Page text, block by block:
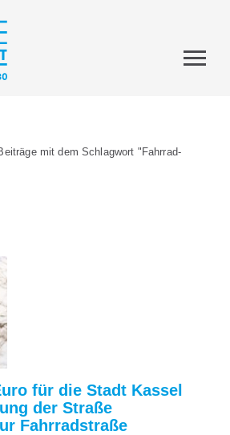
mit dem Schlagwort "Fahrrad-
für die Stadt Kassel
der Straße
Fahrradstraße